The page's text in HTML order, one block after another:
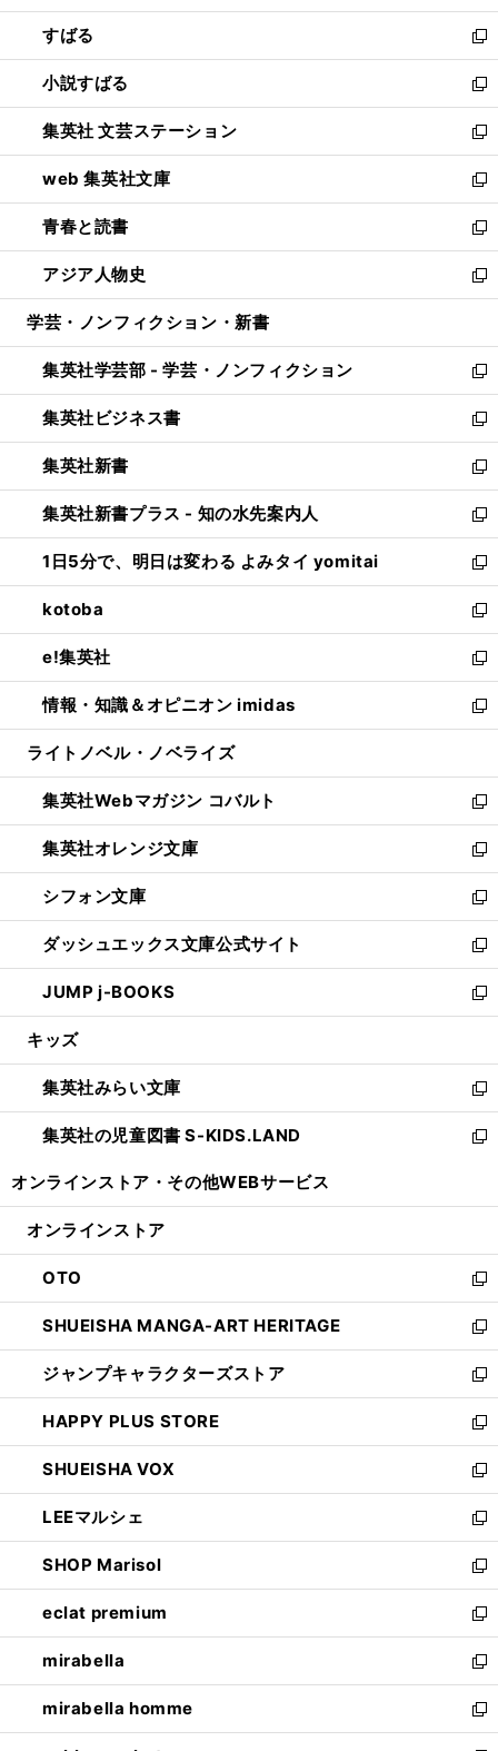
開
く
ウ
で
開
く
ン
ド
ウ
で
開
く
すばる
新
し
い
ウ
ィ
ン
ド
ウ
で
開
く
小説すばる
新
し
い
ウ
ィ
ン
ド
ウ
で
開
集英社 文芸ステーション
新
し
い
ウ
ィ
ン
ド
ウ
開
く
web 集英社文庫
新
し
い
ウ
ィ
ン
ウ
で
開
く
青春と読書
新
し
い
ウ
ン
ド
ウ
で
開
く
アジア人物史
新
し
ウ
ィ
ン
ド
ウ
で
開
く
学芸・ノンフィクション・新書
集英社学芸部 - 学芸・ノンフィクション
新
し
い
ウ
ィ
ン
ド
ウ
で
開
く
集英社ビジネス書
新
し
い
ウ
ィ
ン
ド
ウ
で
開
く
集英社新書
新
し
い
ウ
ィ
ン
ド
ウ
で
開
く
集英社新書プラス - 知の水先案内人
新
し
い
ウ
ィ
ン
ド
ウ
で
開
1日5分で、明日は変わる よみタイ yomitai
新
し
い
ウ
ィ
ン
ド
ウ
開
く
kotoba
新
し
い
ウ
ィ
ン
ウ
で
開
く
e!集英社
新
し
い
ウ
ン
ド
ウ
で
開
く
情報・知識＆オピニオン imidas
新
し
ウ
ィ
ン
ド
ウ
で
開
く
ライトノベル・ノベライズ
集英社Webマガジン コバルト
新
し
い
ウ
ィ
ン
ド
ウ
で
開
集英社オレンジ文庫
新
し
い
ウ
ィ
ン
ド
ウ
開
く
シフォン文庫
新
し
い
ウ
ィ
ン
ウ
で
開
く
ダッシュエックス文庫公式サイト
新
し
い
ウ
ン
ド
ウ
で
JUMP j-BOOKS
新
し
ウ
ィ
ン
ド
開
キッズ
集英社みらい文庫
新
し
い
ン
ウ
で
開
く
集英社の児童図書 S-KIDS.LAND
新
ウ
ン
ド
ウ
で
開
く
オンラインストア・ その他WEBサービス
オンラインストア
OTO
新
し
い
ウ
ィ
ン
ド
ウ
で
開
く
SHUEISHA MANGA-ART HERITAGE
新
し
い
ウ
ィ
ン
ド
ウ
で
開
く
ジャンプキャラクターズストア
新
し
い
ウ
ィ
ン
ド
ウ
で
開
く
HAPPY PLUS STORE
新
し
い
ウ
ィ
ン
ド
ウ
で
開
く
SHUEISHA VOX
新
し
い
ウ
ィ
ン
ド
ウ
で
開
く
LEEマルシェ
新
し
い
ウ
ィ
ン
ド
ウ
で
開
SHOP Marisol
新
し
い
ウ
ィ
ン
ド
ウ
eclat premium
新
し
い
ウ
ィ
ン
mirabella
新
し
い
ウ
mirabella homme
新
し